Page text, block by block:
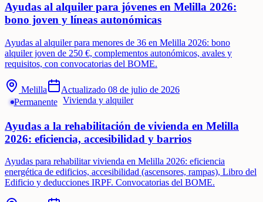
Ayudas al alquiler para jóvenes en Melilla 2026:
bono joven y líneas autonómicas
Ayudas al alquiler para menores de 36 en Melilla 2026: bono
alquiler joven de 250 €, complementos autonómicos, avales y
requisitos, con convocatorias del BOME.
Melilla Actualizado 08 de julio de 2026
Permanente Vivienda y alquiler
Ayudas a la rehabilitación de vivienda en Melilla
2026: eficiencia, accesibilidad y barrios
Ayudas para rehabilitar vivienda en Melilla 2026: eficiencia
energética de edificios, accesibilidad (ascensores, rampas), Libro del
Edificio y deducciones IRPF. Convocatorias del BOME.